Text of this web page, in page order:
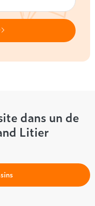
dans un de
Litier